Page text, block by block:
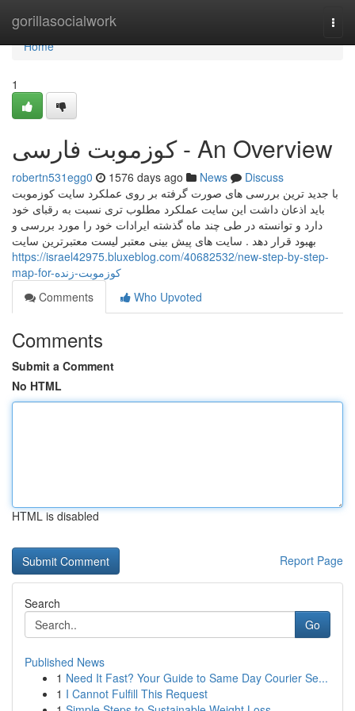
gorillasocialwork
Home
Home
1
کوزموبت فارسی - An Overview
robertn531egg0 1576 days ago News
Discuss
با جدید ترین بررسی های صورت گرفته بر روی عملکرد سایت کوزموبت
باید اذعان داشت این سایت عملکرد مطلوب تری نسبت به رقبای خود
دارد و توانسته در طی چند ماه گذشته ایرادات خود را مورد بررسی و
بهبود قرار دهد . سایت های پیش بینی معتبر لیست معتبرترین سایت
https://israel42975.bluxeblog.com/40682532/new-step-by-step-
map-for-کوزموبت-زنده
Comments
Who Upvoted
Comments
Submit a Comment
No HTML
HTML is disabled
Report Page
Search
Go
Published News
1 Need It Fast? Your Guide to Same Day Courier Se...
1 I Cannot Fulfill This Request